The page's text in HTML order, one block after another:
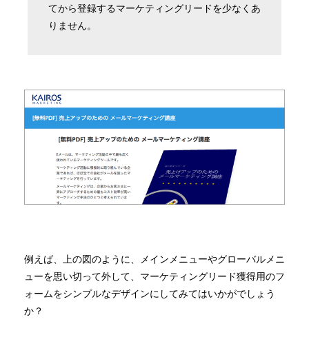
てから登録するマーケティングリードを少なくあ
りません。
例えば、上の図のように、メインメニューやグローバルメニ
ューを思い切って外して、マーケティングリード獲得用のフ
ォームをシンプルなデザインにしてみてはいかがでしょう
か？